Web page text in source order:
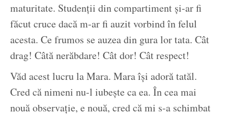
maturitate. Studenții din compartiment și-ar fi
făcut cruce dacă m-ar fi auzit vorbind în felul
acesta. Ce frumos se auzea din gura lor tata. Cât
drag! Câtă nerăbdare! Cât dor! Cât respect!
Văd acest lucru la Mara. Mara își adoră tatăl.
Cred că nimeni nu-l iubește ca ea. În cea mai
nouă observație, e nouă, cred că mi s-a schimbat